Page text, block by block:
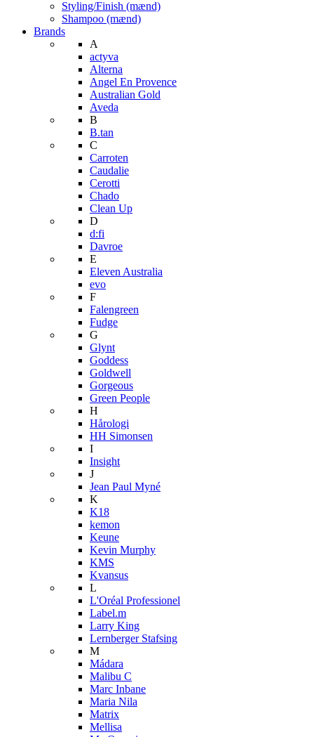
Styling/Finish (mænd)
Shampoo (mænd)
Brands
A
actyva
Alterna
Angel En Provence
Australian Gold
Aveda
B
B.tan
C
Carroten
Caudalie
Cerotti
Chado
Clean Up
D
d:fi
Davroe
E
Eleven Australia
evo
F
Falengreen
Fudge
G
Glynt
Goddess
Goldwell
Gorgeous
Green People
H
Hårologi
HH Simonsen
I
Insight
J
Jean Paul Myné
K
K18
kemon
Keune
Kevin Murphy
KMS
Kvansus
L
L'Oréal Professionel
Label.m
Larry King
Lernberger Stafsing
M
Mádara
Malibu C
Marc Inbane
Maria Nila
Matrix
Mellisa